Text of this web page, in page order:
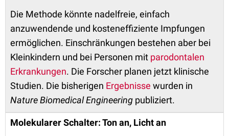
Die Methode könnte nadelfreie, einfach
anzuwendende und kosteneffiziente Impfungen
ermöglichen. Einschränkungen bestehen aber bei
Kleinkindern und bei Personen mit parodontalen
Erkrankungen. Die Forscher planen jetzt klinische
Studien. Die bisherigen Ergebnisse wurden in
Nature Biomedical Engineering publiziert.
Molekularer Schalter: Ton an, Licht an